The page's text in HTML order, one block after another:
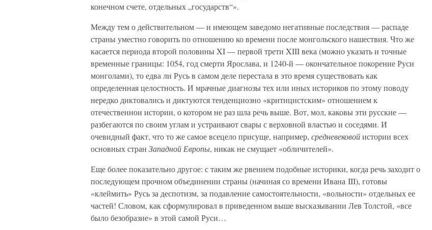
конечном счете, отдельных „государств“».
Между тем о действительном — и имеющем заведомо негативные последствия — распаде
страны уместно говорить по отношению ко времени после монгольского нашествия. Что же
касается периода второй половины XI — первой трети XIII века (можно указать и точные
временные границы: 1054, год смерти Ярослава, и 1240-й — окончательное покорение Руси
монголами), то едва ли Русь в самом деле перестала в это время существовать как
определенная целостность. И мрачные диагнозы тех или иных историков по этому поводу
нередко диктовались и диктуются тенденциозно «критицистским» отношением к
отечественнои истории, о котором не раз шла речь выше. Вот, мол, каковы эти русские —
разбегаются по своим углам и устраивают свары с верховной властью и соседями. И
очевидный факт, что то же самое всецело присуще, например, средневековойистории всех
основных стран Западной Европы, никак не смущает «обличителей».
Еще более показательно другое: с таким же рвением подобные историки, когда речь заходит о
последующем прочном объединении страны (начиная со времени Ивана III), готовы
«клеймить» Русь за деспотизм, за подавление самостоятельности, «вольности» отдельных ее
частей! Словом, как сформулировал в приведенном выше высказывании Лев Толстой, «все
было безобразие» в этой самой Руси…